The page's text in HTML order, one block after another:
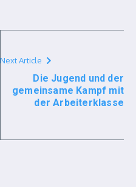
Next Article
Die Jugend und der
gemeinsame Kampf mit
der Arbeiterklasse